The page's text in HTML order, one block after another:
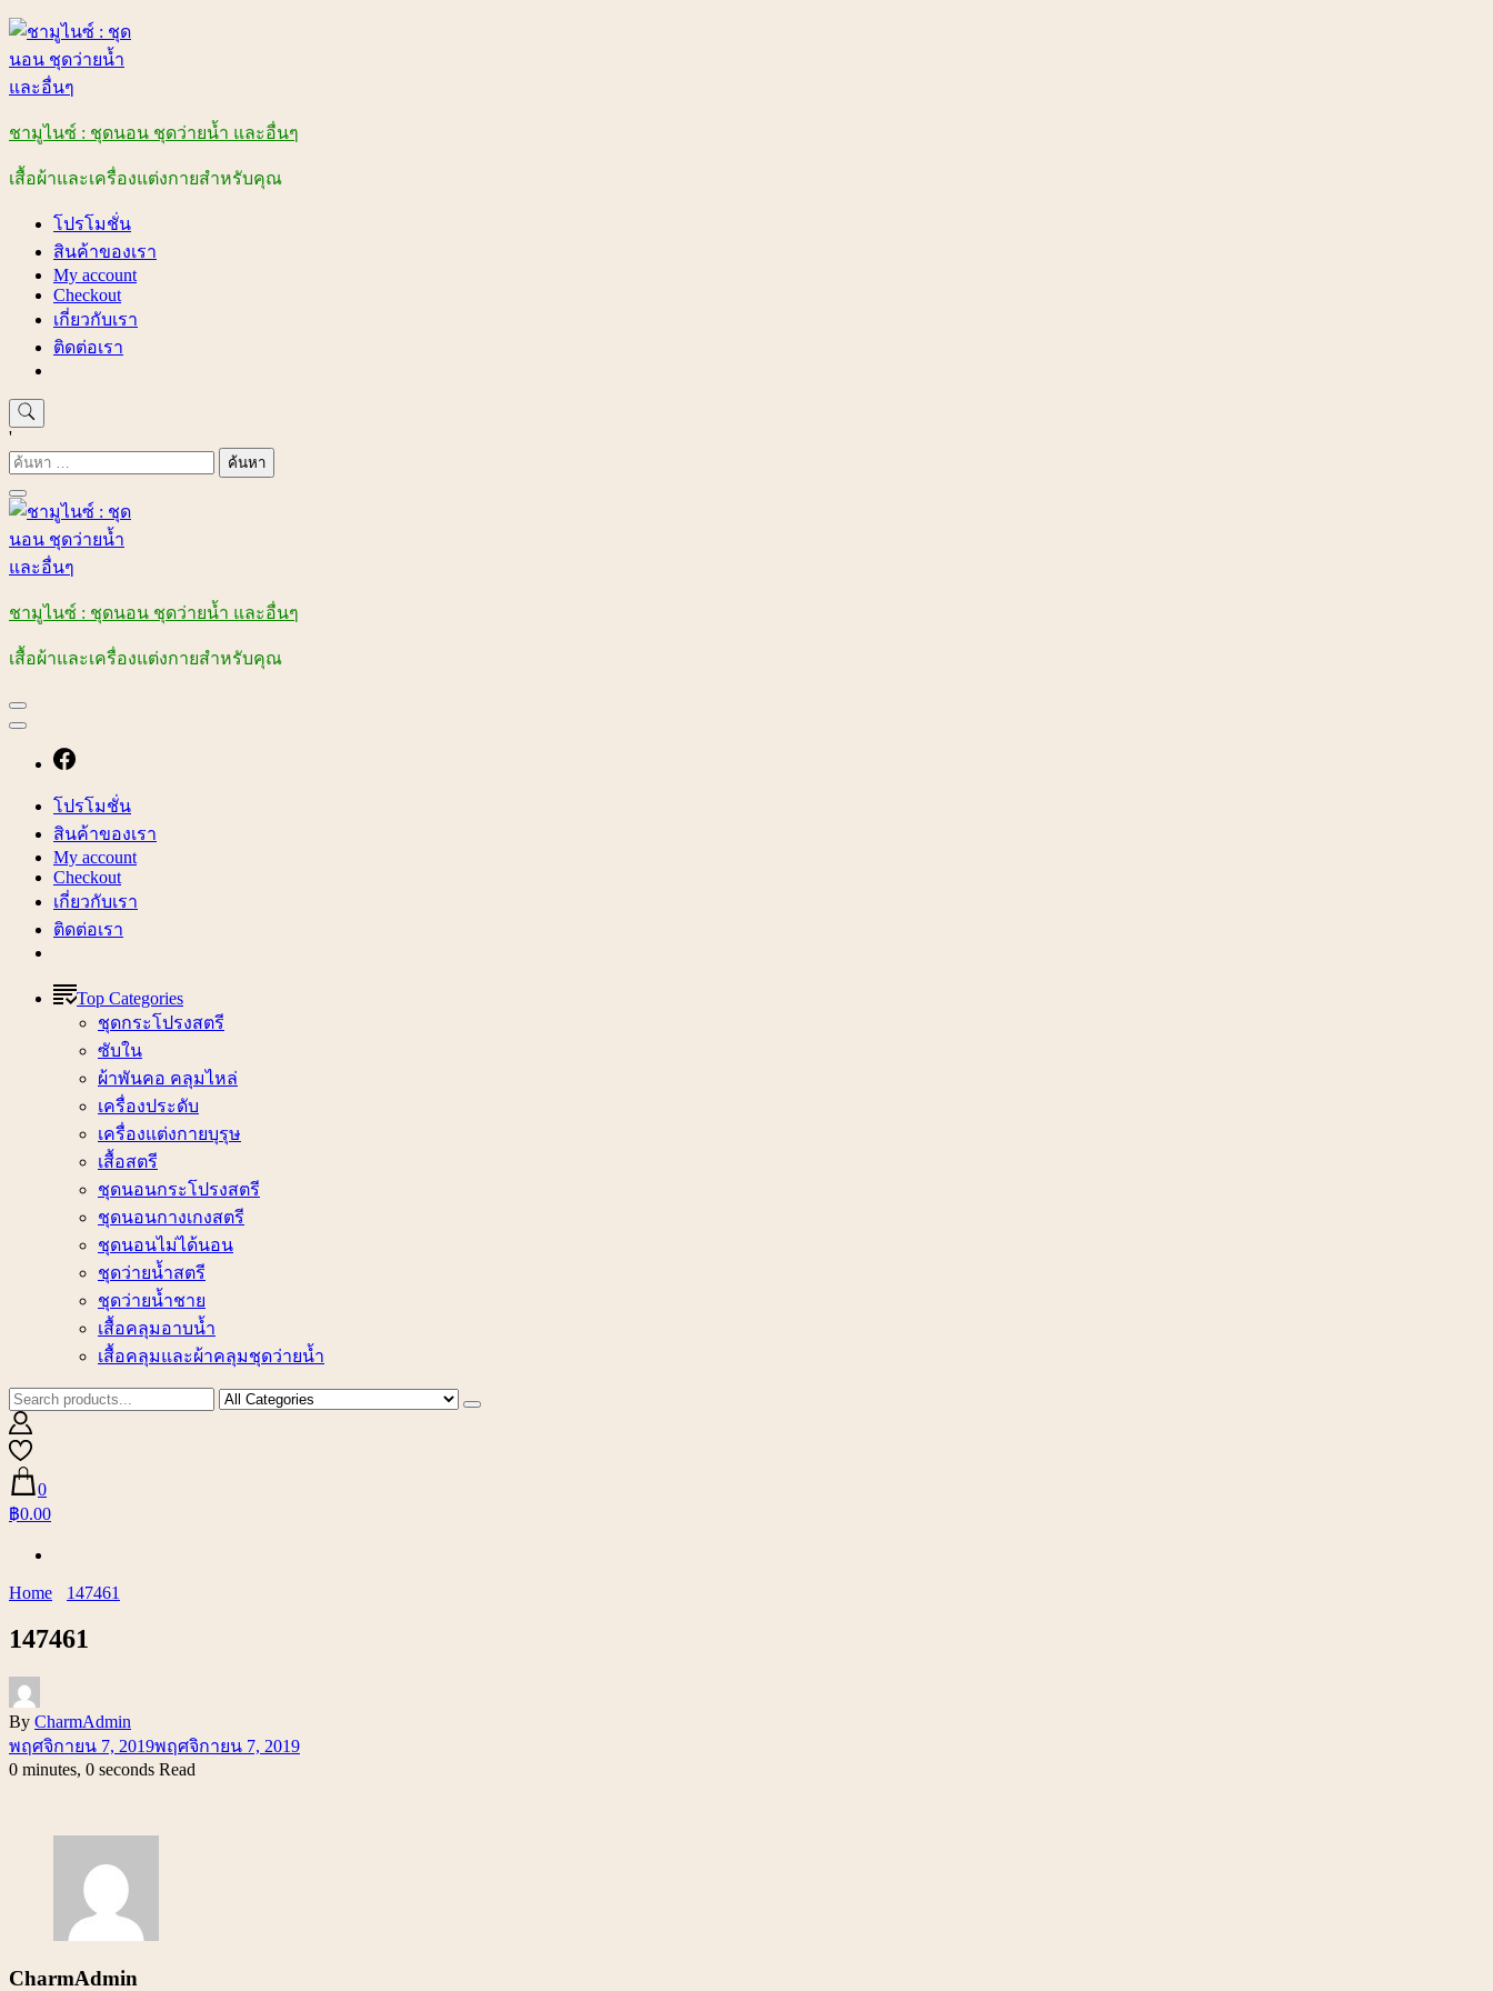
Skip
content
ชามูไนซ์ : ชุดนอน ชุดว่ายน้ำ และอื่นๆ
เสื้อผ้าและเครื่องแต่งกายสำหรับคุณ
โปรโมชั่น
สินค้าของเรา
My account
Checkout
เกี่ยวกับเรา
ติดต่อเรา
'
ค้นหา
สำหรับ:
ชามูไนซ์ : ชุดนอน ชุดว่ายน้ำ และอื่นๆ
เสื้อผ้าและเครื่องแต่งกายสำหรับคุณ
โปรโมชั่น
สินค้าของเรา
My account
Checkout
เกี่ยวกับเรา
ติดต่อเรา
Top Categories
ชุดกระโปรงสตรี
ซับใน
ผ้าพันคอ คลุมไหล่
เครื่องประดับ
เครื่องแต่งกายบุรุษ
เสื้อสตรี
ชุดนอนกระโปรงสตรี
ชุดนอนกางเกงสตรี
ชุดนอนไม่ได้นอน
ชุดว่ายน้ำสตรี
ชุดว่ายน้ำชาย
เสื้อคลุมอาบน้ำ
เสื้อคลุมและผ้าคลุมชุดว่ายน้ำ
0
฿0.00
Home 147461
147461
By CharmAdmin
พฤศจิกายน 7, 2019พฤศจิกายน 7, 2019
0 minutes, 0 seconds Read
CharmAdmin